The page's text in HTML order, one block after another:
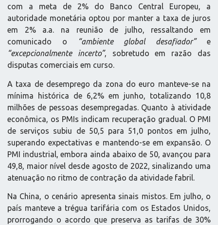
com a meta de 2% do Banco Central Europeu, a
autoridade monetária optou por manter a taxa de juros
em 2% a.a. na reunião de julho, ressaltando em
comunicado o
“ambiente global desafiador”e
“excepcionalmente incerto”, sobretudo em razão das
disputas comerciais em curso.
A taxa de desemprego da zona do euro manteve-se na
mínima histórica de 6,2% em junho, totalizando 10,8
milhões de pessoas desempregadas. Quanto à atividade
econômica, os PMIs indicam recuperação gradual. O PMI
de serviços subiu de 50,5 para 51,0 pontos em julho,
superando expectativas e mantendo-se em expansão. O
PMI industrial, embora ainda abaixo de 50, avançou para
49,8, maior nível desde agosto de 2022, sinalizando uma
atenuação no ritmo de contração da atividade fabril.
Na China, o cenário apresenta sinais mistos. Em julho, o
país manteve a trégua tarifária com os Estados Unidos,
prorrogando o acordo que preserva as tarifas de 30%